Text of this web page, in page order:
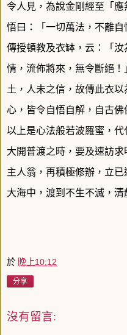
令人見，為說金剛經至「
悟曰：「一切萬法，不離
傳授頓教及衣缽，云：「
情，流佈將來，無令斷絕 ！
土，人未之信，故傳此衣
心，皆令自悟自解，自古佛
以上是心法般若波羅蜜，
大開普渡之時，要及速訪
主人翁，再積極修辦，立
大海中，渡到不生不滅，清
於 晚上10:12
分享
沒有留言: